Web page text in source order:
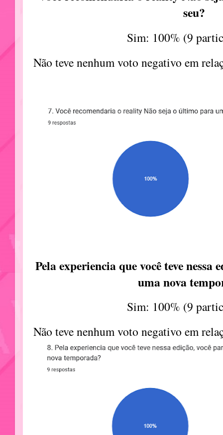
seu?
Sim: 100% (9
Não teve nenhum voto negativo em
Pela experiencia que você teve
uma nova
Sim: 100% (9
Não teve nenhum voto negativo em